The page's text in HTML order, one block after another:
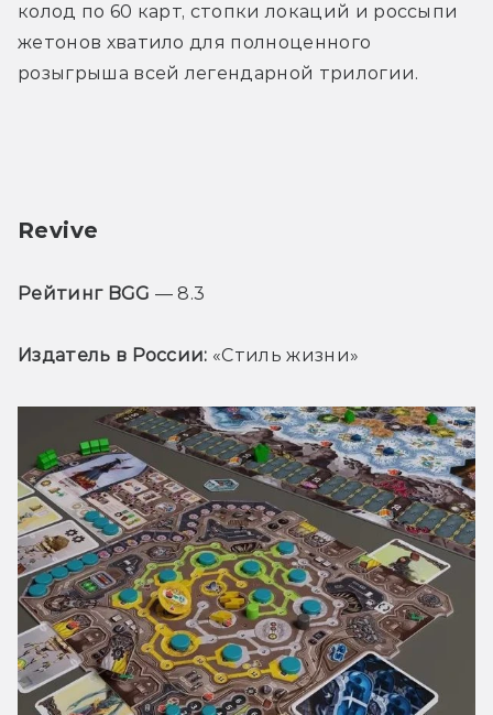
колод по 60 карт, стопки локаций и россыпи
жетонов хватило для полноценного
розыгрыша всей легендарной трилогии.
Revive
Рейтинг BGG — 8.3
Издатель в России: «Стиль жизни»